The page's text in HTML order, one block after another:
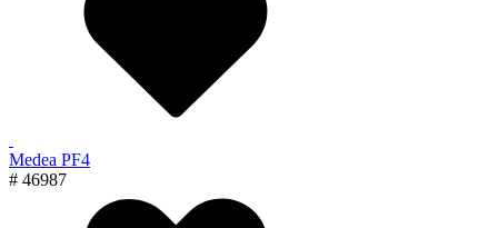
Medea PF4
# 46987